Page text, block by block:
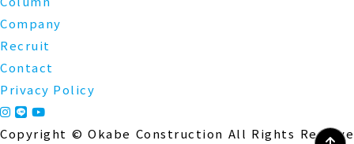
Company
Recruit
Contact
Privacy Policy
Copyright © Okabe Construction All Rights Reserve